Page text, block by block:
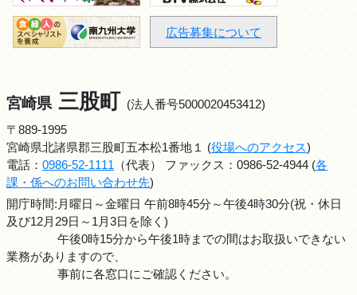
広告募集について
宮崎県 三股町 (法人番号5000020453412)
〒889-1995
宮崎県北諸県郡三股町五本松1番地１ (役場へのアクセス)
電話： 0986-52-1111 （代表） ファックス：0986-52-4944 (各
課・係へのお問い合わせ先)
開庁時間:月曜日～金曜日 午前8時45分～午後4時30分(祝・休日
及び12月29日～1月3日を除く)
午後0時15分から午後1時までの間はお取扱いできない
業務がありますので、
事前に各窓口にご確認ください。